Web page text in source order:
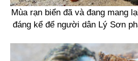
Mùa rạn biển đã và đang mang
đáng kể để người dân Lý Sơn